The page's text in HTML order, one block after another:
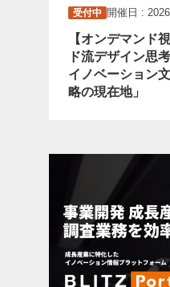
受付中 開催日 :
【オンデマンド
ド流デザイン思
イノベーション
略の現在地」